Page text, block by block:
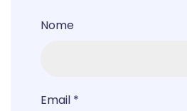
Nome
Email *